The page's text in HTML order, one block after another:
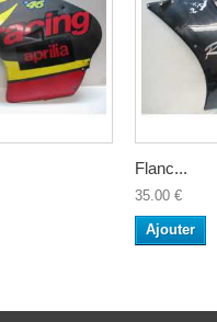
Flanc...
35.00 €
Ajouter